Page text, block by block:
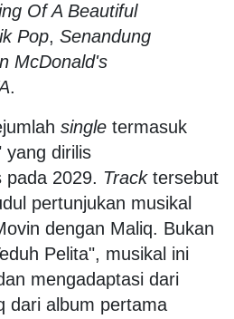
Of A Beautiful
Pop, Senandung
McDonald's
.
single termasuk
yang dirilis
pada 2029. Tracktersebut
pertunjukan musikal
dengan Maliq. Bukan
Pelita", musikal ini
mengadaptasi dari
dari album pertama